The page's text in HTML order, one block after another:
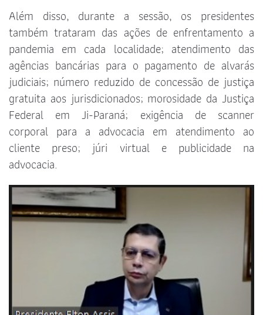
Além disso, durante a sessão, os presidentes
também trataram das ações de enfrentamento a
pandemia em cada localidade; atendimento das
agências bancárias para o pagamento de alvarás
judiciais; número reduzido de concessão de justiça
gratuita aos jurisdicionados; morosidade da Justiça
Federal em Ji-Paraná; exigência de scanner
corporal para a advocacia em atendimento ao
cliente preso; júri virtual e publicidade na
advocacia.